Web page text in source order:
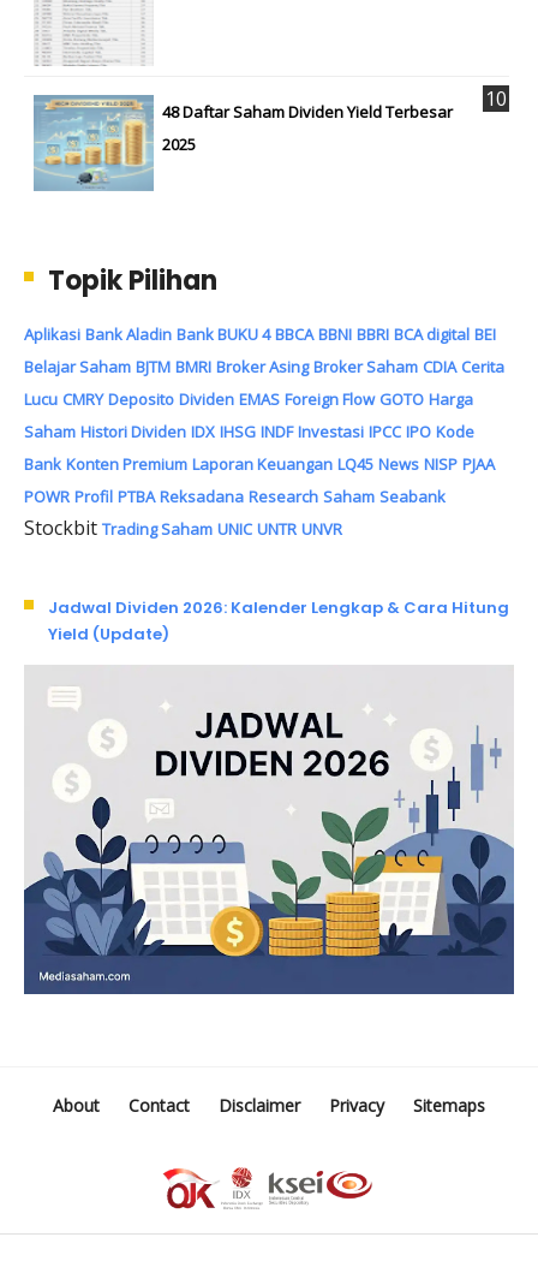
48 Daftar Saham Dividen Yield Terbesar
2025
Topik Pilihan
Aplikasi Bank Aladin Bank BUKU 4 BBCA BBNI BBRI BCA digital BEI
Belajar Saham BJTM BMRI Broker Asing Broker Saham CDIA Cerita
Lucu CMRY Deposito Dividen EMAS Foreign Flow GOTO Harga
Saham Histori Dividen IDX IHSG INDF Investasi IPCC IPO Kode
Bank Konten Premium Laporan Keuangan LQ45 News NISP PJAA
POWR Profil PTBA Reksadana Research Saham Seabank
Stockbit Trading Saham UNIC UNTR UNVR
Jadwal Dividen 2026: Kalender Lengkap & Cara Hitung
Yield (Update)
About Contact Disclaimer Privacy Sitemaps